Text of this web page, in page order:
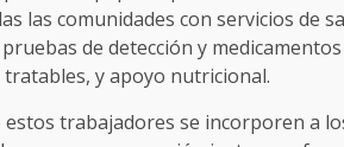
las comunidades con servicios de
de detección y
y apoyo nutricional.
estos trabajadores se incorporen a